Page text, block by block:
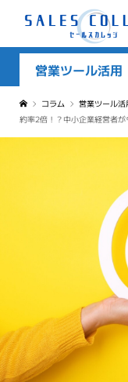
営業ツール活用
コラム 営業ツール活
約率2倍！？中小企業経営者